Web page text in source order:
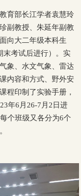
育部长江学者袁慧玲
副教授、朱延年副教
向大二年级本科生
末考试后进行）。实
象、水文气象、雷达
内容和方式、野外安
程印制了实验手册，
年6 月 26-7 月 2 日进
个班级又各分为6个